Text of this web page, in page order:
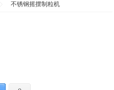
不锈钢摇摆制粒机